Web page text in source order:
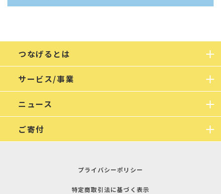
つなげるとは
サービス/事業
ニュース
ご寄付
プライバシーポリシー
特定商取引法に基づく表示